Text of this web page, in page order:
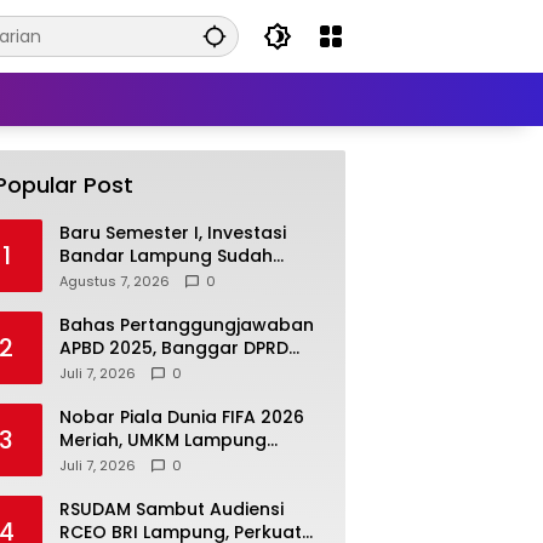
Post
1
Baru Semester I, Investasi
Bandar Lampung Sudah
Rp2,378 Triliun
Agustus 7, 2026 0
2
Bahas Pertanggungjawaban
APBD 2025, Banggar DPRD
Lamsel Minta Program UMKM
Juli 7, 2026 0
3
Nobar Piala Dunia FIFA 2026
Meriah, UMKM Lampung
Selatan Kebanjiran Pembeli
Juli 7, 2026 0
4
RSUDAM Sambut Audiensi
RCEO BRI Lampung, Perkuat